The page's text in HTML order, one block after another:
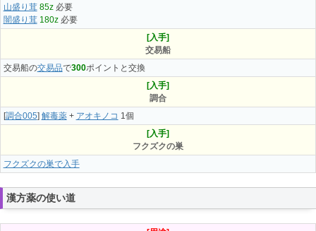
山盛り茸 85z必要
闇盛り茸 180z必要
[入手]
交易船
交易船の交易品で300ポイントと交換
[入手]
調合
[調合005] 解毒薬+ アオキノコ 1個
[入手]
フクズクの巣
フクズクの巣で入手
漢方薬の使い道